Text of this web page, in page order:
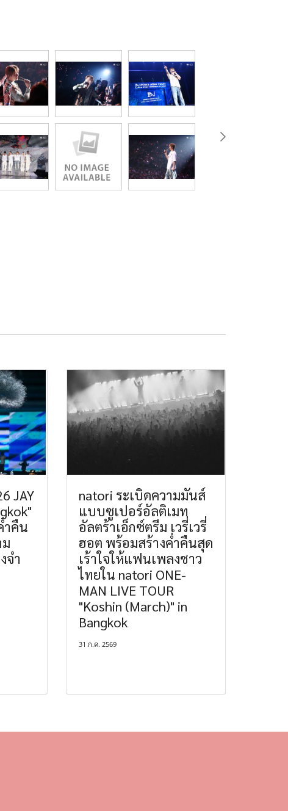
JAY
ำคืน
จำ
natori ระเบิดความมันส์
แบบซูเปอร์อัลติเมท
อัลตร้าเอ็กซ์ตรีม เวรี่เวรี่
ฮอต พร้อมสร้างค่ำคืนสุด
เร้าใจให้แฟนเพลงชาว
ไทยใน natori ONE-
MAN LIVE TOUR
"Koshin (March)" in
Bangkok
31 ก.ค. 2569